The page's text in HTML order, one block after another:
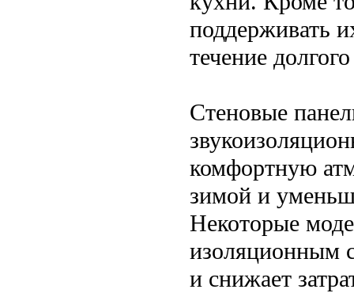
поддерживать
течение
Стеновые
комфортную
зимой и
Некоторые
изоляционным
и снижает